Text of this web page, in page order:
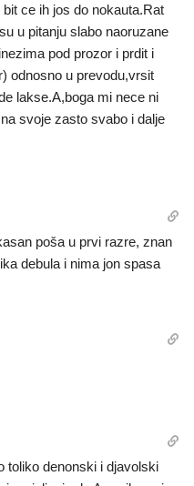
ce ih jos do nokauta.Rat
u pitanju slabo naoruzane
pod prozor i prdit i
odnosno u prevodu,vrsit
lakse.A,boga mi nece ni
svoje zasto svabo i dalje
poša u prvi razre, znan
debula i nima jon spasa
toliko denonski i djavolski